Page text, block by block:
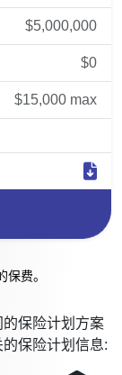
$5,000,000
$0
$15,000 max
费。
保险计划方案
保险计划信息: